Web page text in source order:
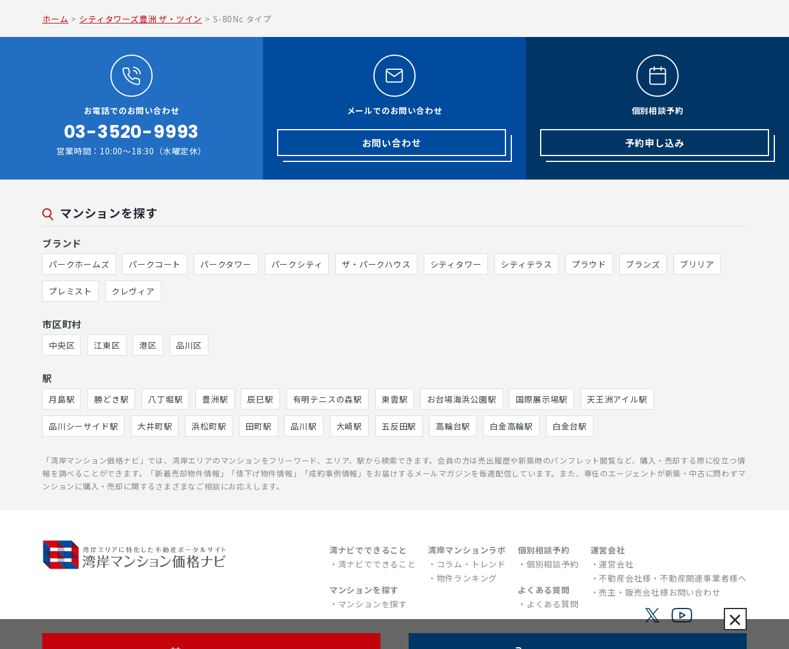
×
ホーム > シティタワーズ豊洲 ザ・ツイン > S-80Nc タイプ
お電話でのお問い合わせ
03-3520-9993
営業時間：10:00～18:30（水曜定休）
メールでのお問い合わせ
お問い合わせ
個別相談予約
予約申し込み
マンションを探す
ブランド
パークホームズ パークコート パークタワー パークシティ ザ・パークハウス シティタワー シティテラス プラウド ブランズ ブリリア
プレミスト クレヴィア
市区町村
中央区 江東区 港区 品川区
駅
月島駅 勝どき駅 八丁堀駅 豊洲駅 辰巳駅 有明テニスの森駅 東雲駅 お台場海浜公園駅 国際展示場駅 天王洲アイル駅
品川シーサイド駅 大井町駅 浜松町駅 田町駅 品川駅 大崎駅 五反田駅 高輪台駅 白金高輪駅 白金台駅
「湾岸マンション価格ナビ」では、湾岸エリアのマンションをフリーワード、エリア、駅から検索できます。会員の方は売出履歴や新築時のパンフレット閲覧など、購入・売却する際に役立つ情
報を調べることができます。「新着売却物件情報」「値下げ物件情報」「成約事例情報」をお届けするメールマガジンを毎週配信しています。また、専任のエージェントが新築・中古に問わずマ
ンションに購入・売却に関するさまざまなご相談にお応えします。
湾ナビでできること
湾ナビでできること
マンションを探す
マンションを探す
湾岸マンションラボ
コラム・トレンド
物件ランキング
個別相談予約
個別相談予約
よくある質問
よくある質問
運営会社
運営会社
不動産会社様・不動産関連事業者様へ
売主・販売会社様お問い合わせ